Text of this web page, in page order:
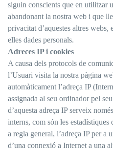
siguin conscients que en utilitzar
abandonant la nostra web i que
privacitat d’aquestes altres webs,
elles dades personals.
Adreces IP i cookies
A causa dels protocols de
l’Usuari visita la nostra pàgina
automàticament l’adreça IP
assignada al seu ordinador pel
d’aquesta adreça IP serveix
interns, com són les estadístiques
a regla general, l’adreça IP per a
d’una connexió a Internet a una